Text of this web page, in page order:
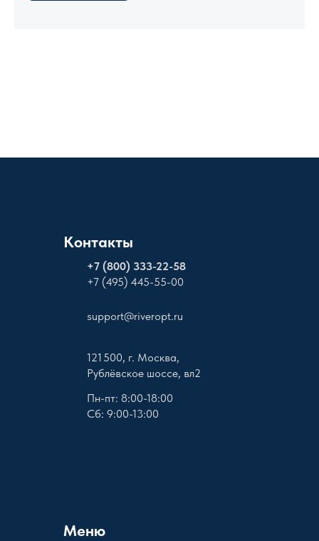
Контакты
+7 (800) 333-22-58
+7 (495) 445-55-00
support@riveropt.ru
Меню
121 500, г. Москва,
Рублёвское шоссе, вл2
Пн-пт: 8:00-18:00
Сб: 9:00-13:00